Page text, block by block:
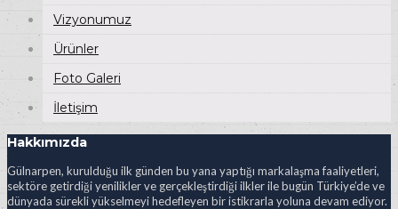
Vizyonumuz
Ürünler
Foto Galeri
İletişim
Hakkımızda
Gülnarpen, kurulduğu ilk günden bu yana yaptığı markalaşma faaliyetleri,
sektöre getirdiği yenilikler ve gerçekleştirdiği ilkler ile bugün Türkiye’de ve
dünyada sürekli yükselmeyi hedefleyen bir istikrarla yoluna devam ediyor.